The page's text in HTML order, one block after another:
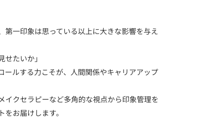
第一印象は思っている以上に大きな影響を与え
たいか」
ルする力こそが、人間関係やキャリアアップ
イクセラピーなど多角的な視点から印象管理を
お届けします。